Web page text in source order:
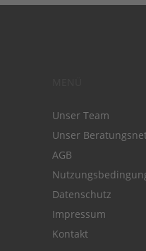
Unser Team
Unser
AGB
Datenschutz
Impressum
Kontakt